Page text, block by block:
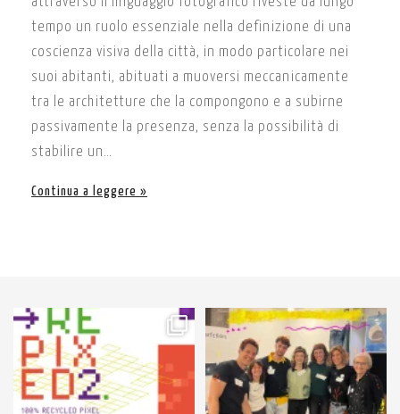
tempo un ruolo essenziale nella definizione di una
coscienza visiva della città, in modo particolare nei
suoi abitanti, abituati a muoversi meccanicamente
tra le architetture che la compongono e a subirne
passivamente la presenza, senza la possibilità di
stabilire un…
Continua a leggere
52 89 3